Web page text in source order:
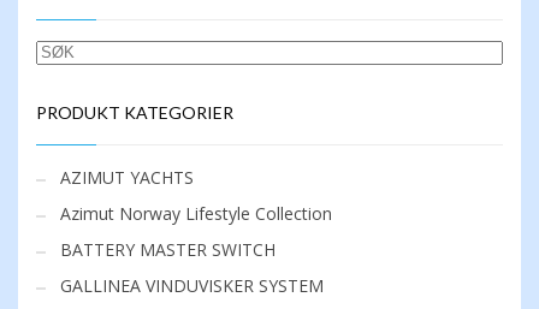
SØK
PRODUKT KATEGORIER
AZIMUT YACHTS
Azimut Norway Lifestyle Collection
BATTERY MASTER SWITCH
GALLINEA VINDUVISKER SYSTEM